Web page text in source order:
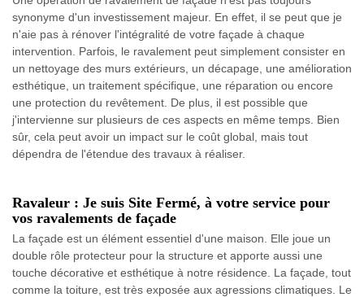
synonyme d'un investissement majeur. En effet, il se peut que je
n'aie pas à rénover l'intégralité de votre façade à chaque
intervention. Parfois, le ravalement peut simplement consister en
un nettoyage des murs extérieurs, un décapage, une amélioration
esthétique, un traitement spécifique, une réparation ou encore
une protection du revêtement. De plus, il est possible que
j'intervienne sur plusieurs de ces aspects en même temps. Bien
sûr, cela peut avoir un impact sur le coût global, mais tout
dépendra de l'étendue des travaux à réaliser.
Ravaleur : Je suis Site Fermé, à votre service pour
vos ravalements de façade
La façade est un élément essentiel d'une maison. Elle joue un
double rôle protecteur pour la structure et apporte aussi une
touche décorative et esthétique à notre résidence. La façade, tout
comme la toiture, est très exposée aux agressions climatiques. Le